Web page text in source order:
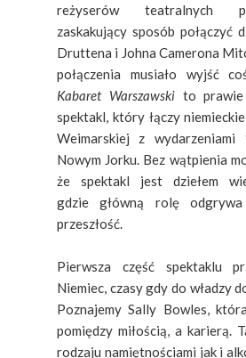
reżyserów teatralnych
zaskakujący sposób połączyć
Druttena i Johna Camerona
połączenia musiało wyjść
Kabaret Warszawskito prawie
spektakl, który łączy
Weimarskiej z
Nowym Jorku. Bez wątpienia
że spektakl jest dziełem
gdzie główną rolę
przeszłość.
Pierwsza część spektaklu
Niemiec, czasy gdy do władzy
Poznajemy Sally Bowles,
pomiędzy miłością, a karierą.
rodzaju namiętnościami jak i